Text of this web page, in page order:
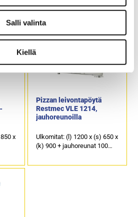
Salli valinta
Kiellä
on
(k) 900/1150 mm.
Kannen takaosassa on
kallistettu kylmäkaukalo 3 x
astioille.
kapasiteetti on 3 x GN 1/1-
150 GN ja 1 x GN 1/1-200.
x
4 x
Pizzan leivontapöytä
Restmec VLE 1214,
jauhoreunoilla
Ulkomitat: (l) 1200 x (s) 650 x
(k) 900 + jauhoreunat 100
Työpöytätasoa kiertää takaa